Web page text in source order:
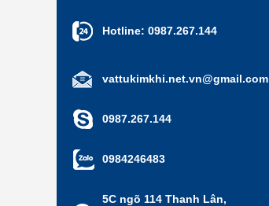
Hotline: 0987.267.144
vattukimkhi.net.vn@gmail.com
0987.267.144
0984246483
5C ngõ 114 Thanh Lân,